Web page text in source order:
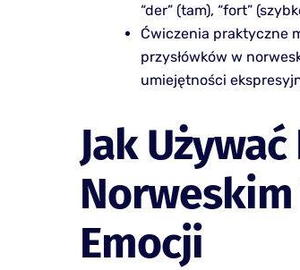
“der” (tam), “fort”
Ćwiczenia praktyczne
przysłówków w
umiejętności
Jak
Norweskim
Emocji